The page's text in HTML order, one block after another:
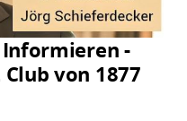
-
von 1877